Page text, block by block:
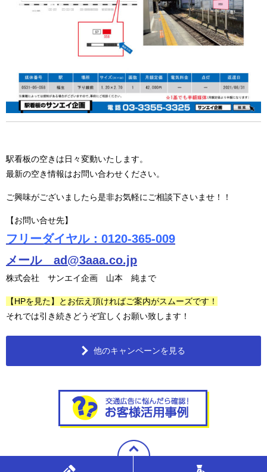
駅看板の空きは日々変動いたします。
最新の空き情報はお問い合わせください。
ご興味がございましたら是非お気軽にご相談下さいませ！！
【お問い合せ先】
フリーダイヤル：0120-365-009
メール ad@3aaa.co.jp
株式会社 サンエイ企画 山本 純まで
【HPを見た】とお伝え頂ければご案内がスムーズです！
それでは引き続きどうぞ宜しくお願い致します！
他のキャンペーンを見る